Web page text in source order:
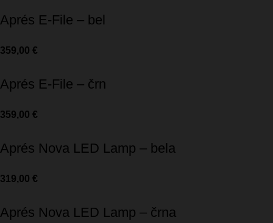
Aprés E-File – bel
359,00 €
Aprés E-File – črn
359,00 €
Aprés Nova LED Lamp – bela
319,00 €
Aprés Nova LED Lamp – črna